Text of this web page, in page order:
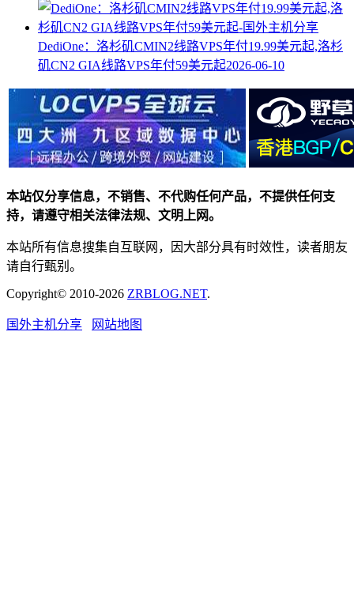
DediOne：洛杉矶CMIN2线路VPS年付19.99美元起,洛杉
矶CN2 GIA线路VPS年付59美元起2026-06-10
本站仅分享信息，不销售、不代购任何产品，不提供任何支
持，请遵守相关法律法规、文明上网。
本站所有信息搜集自互联网，因大部分具有时效性，读者朋友
请自行甄别。
Copyright© 2010-2026 ZRBLOG.NET.
国外主机分享 网站地图